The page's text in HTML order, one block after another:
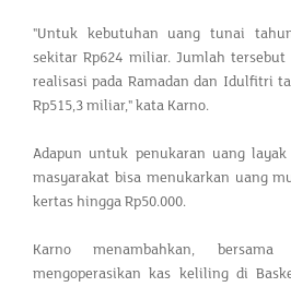
"Untuk kebutuhan uang tunai
sekitar Rp624 miliar. Jumlah
realisasi pada Ramadan dan Idulfitri
Rp515,3 miliar," kata Karno.
Adapun untuk penukaran uang
masyarakat bisa menukarkan uang
kertas hingga Rp50.000.
Karno menambahkan,
mengoperasikan kas keliling di